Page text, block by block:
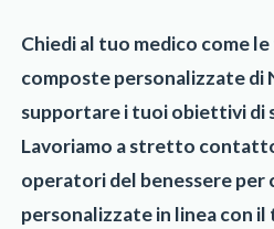
Chiedi al tuo medico come
composte personalizzate di
supportare i tuoi obiettivi di
Lavoriamo a stretto
operatori del benessere per
personalizzate in linea con il